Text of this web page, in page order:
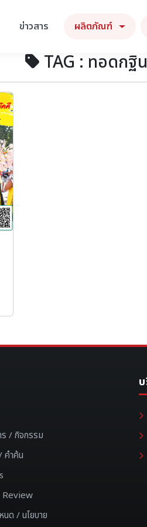
ข่าวสาร ผลิตภัณฑ์
TAG : ทอดก
ร / กิจกรรม
คำค้น
Review
นด / นโยบาย